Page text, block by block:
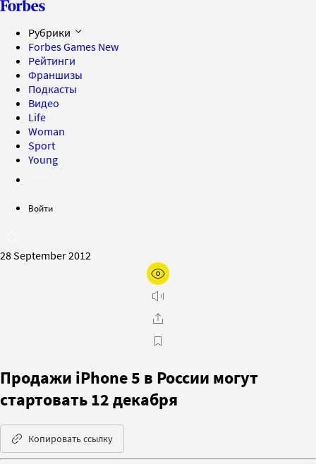
Рубрики
Forbes Games New
Рейтинги
Франшизы
Подкасты
Видео
Life
Woman
Sport
Young
Войти
28 September 2012
Продажи iPhone 5 в России могут
стартовать 12 декабря
Копировать ссылку